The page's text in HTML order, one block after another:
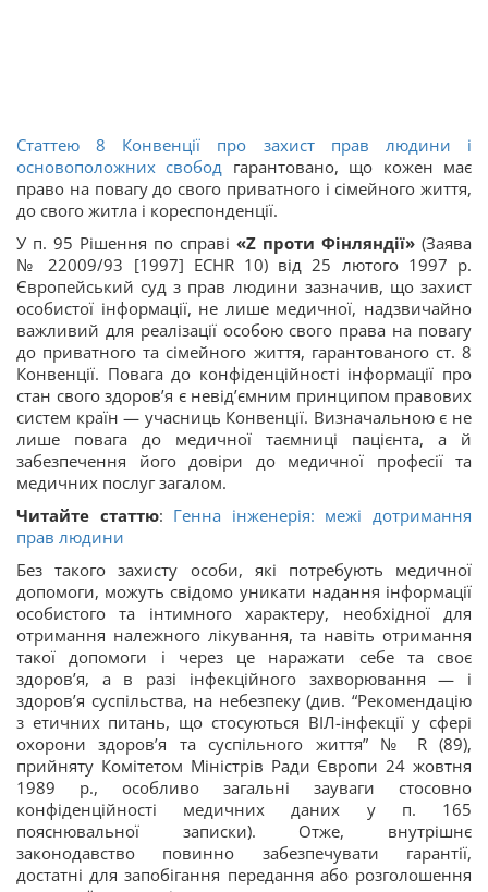
Статтею 8 Конвенції про захист прав людини і
основоположних свобод гарантовано, що кожен має
право на повагу до свого приватного і сімейного життя,
до свого житла і кореспонденції.
У п. 95 Рішення по справі «Z проти Фінляндії» (Заява
№ 22009/93 [1997] ECHR 10) від 25 лютого 1997 р.
Європейський суд з прав людини зазначив, що захист
особистої інформації, не лише медичної, надзвичайно
важливий для реалізації особою свого права на повагу
до приватного та сімейного життя, гарантованого ст. 8
Конвенції. Повага до конфіденційності інформації про
стан свого здоров’я є невід’ємним принципом правових
систем країн — учасниць Конвенції. Визначальною є не
лише повага до медичної таємниці пацієнта, а й
забезпечення його довіри до медичної професії та
медичних послуг загалом.
Читайте статтю: Генна інженерія: межі дотримання
прав людини
Без такого захисту особи, які потребують медичної
допомоги, можуть свідомо уникати надання інформації
особистого та інтимного характеру, необхідної для
отримання належного лікування, та навіть отримання
такої допомоги і через це наражати себе та своє
здоров’я, а в разі інфекційного захворювання — і
здоров’я суспільства, на небезпеку (див. “Рекомендацію
з етичних питань, що стосуються ВІЛ-інфекції у сфері
охорони здоров’я та суспільного життя” № R (89),
прийняту Комітетом Міністрів Ради Європи 24 жовтня
1989 р., особливо загальні зауваги стосовно
конфіденційності медичних даних у п. 165
пояснювальної записки). Отже, внутрішнє
законодавство повинно забезпечувати гарантії,
достатні для запобігання передання або розголошення